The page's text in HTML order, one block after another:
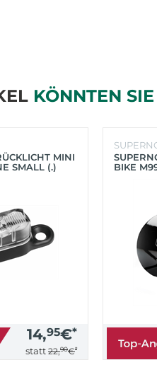
KÖNNTEN
MINI
SMALL (.)
14,95€*
statt 22,90€*
BIKE